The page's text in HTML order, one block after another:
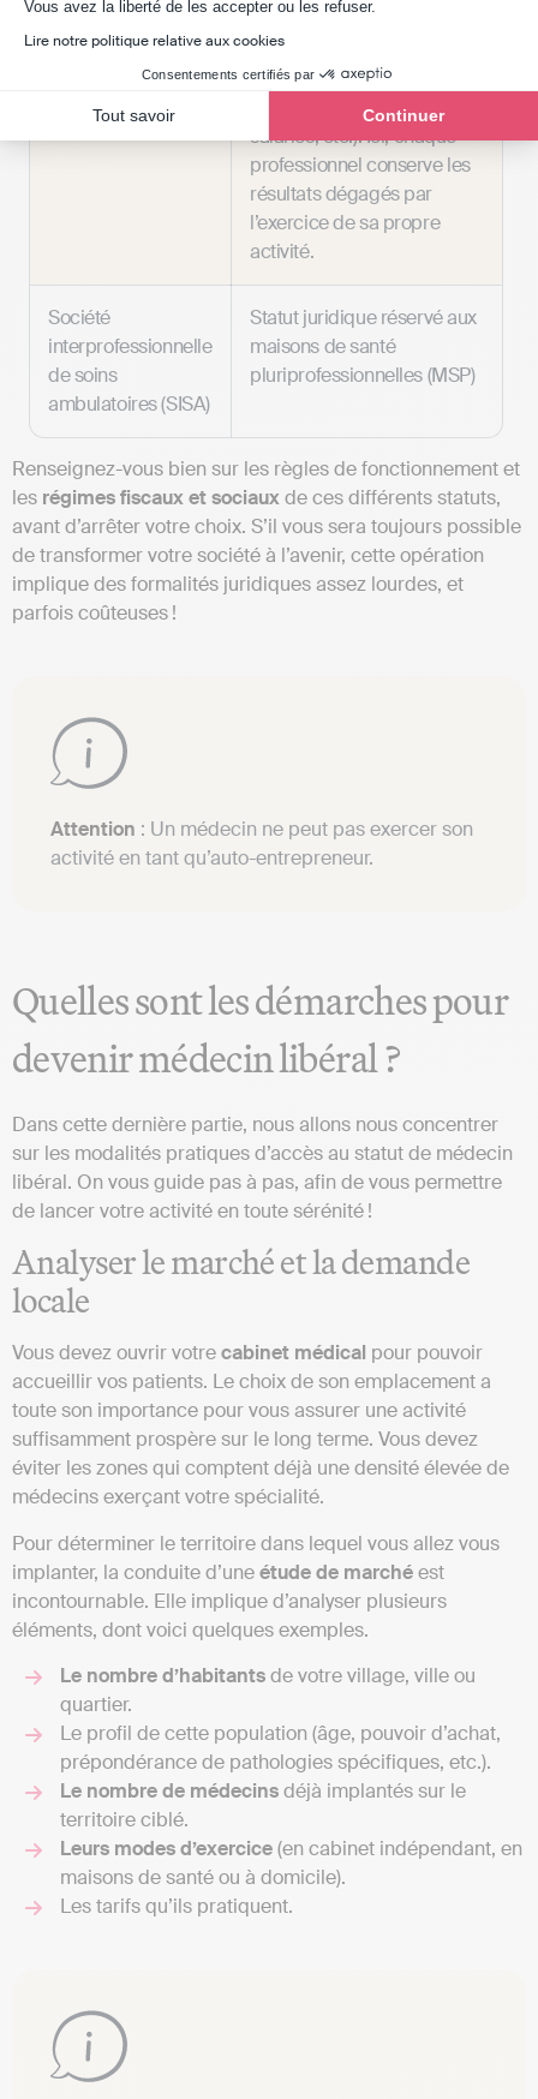
Vous avez la liberté de les accepter ou les refuser.
Lire notre politique relative aux cookies
Consentements certifiés par
Tout savoir Continuer
commun des ressources
(locaux, matériels et
équipements médicaux,
salariés, etc.). Ici, chaque
professionnel conserve les
résultats dégagés par
l’exercice de sa propre
activité.
Société
interprofessionnelle
de soins
ambulatoires (SISA)
Statut juridique réservé aux
maisons de santé
pluriprofessionnelles (MSP)
Renseignez-vous bien sur les règles de fonctionnement et
les régimes fiscaux et sociauxde ces différents statuts,
avant d’arrêter votre choix. S’il vous sera toujours possible
de transformer votre société à l’avenir, cette opération
implique des formalités juridiques assez lourdes, et
parfois coûteuses !
Attention : Un médecin ne peut pas exercer son
activité en tant qu’auto-entrepreneur.
Quelles sont les démarches pour
devenir médecin libéral ?
Dans cette dernière partie, nous allons nous concentrer
sur les modalités pratiques d’accès au statut de médecin
libéral. On vous guide pas à pas, afin de vous permettre
de lancer votre activité en toute sérénité !
Analyser le marché et la demande
locale
Vous devez ouvrir votrecabinet médical pour pouvoir
accueillir vos patients. Le choix de son emplacement a
toute son importance pour vous assurer une activité
suffisamment prospère sur le long terme. Vous devez
éviter les zones qui comptent déjà une densité élevée de
médecins exerçant votre spécialité.
Pour déterminer le territoire dans lequel vous allez vous
implanter, la conduite d’uneétude de marchéest
incontournable. Elle implique d’analyser plusieurs
éléments, dont voici quelques exemples.
Le nombre d’habitantsde votre village, ville ou
quartier.
Le profil de cette population (âge, pouvoir d’achat,
prépondérance de pathologies spécifiques, etc.).
Le nombre de médecinsdéjà implantés sur le
territoire ciblé.
Leurs modes d’exercice(en cabinet indépendant, en
maisons de santé ou à domicile).
Les tarifs qu’ils pratiquent.